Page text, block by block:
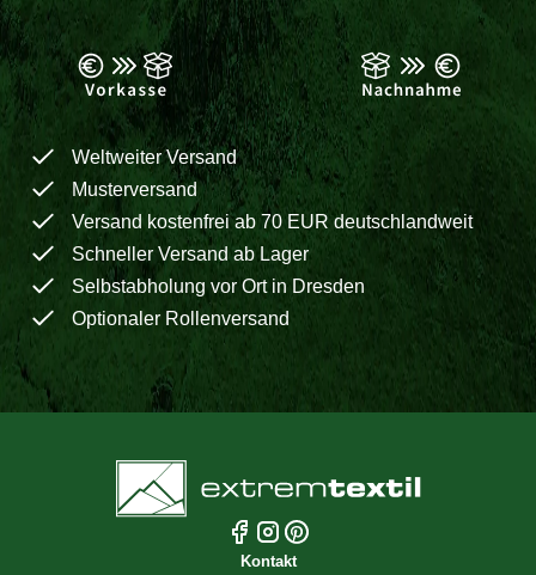
Weltweiter Versand
Musterversand
Versand kostenfrei ab 70 EUR deutschlandweit
Schneller Versand ab Lager
Selbstabholung vor Ort in Dresden
Optionaler Rollenversand
Kontakt